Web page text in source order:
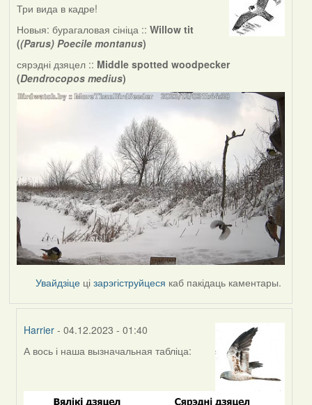
Три вида в кадре!
Новыя: бурагаловая сініца :: Willow tit
((Parus) Poecile montanus)
сярэдні дзяцел :: Middle spotted woodpecker
(Dendrocopos medius)
Увайдзіце цізарэгіструйцеся каб пакідаць каментары.
Harrier - 04.12.2023 - 01:40
In
А вось і наша вызначальная табліца: